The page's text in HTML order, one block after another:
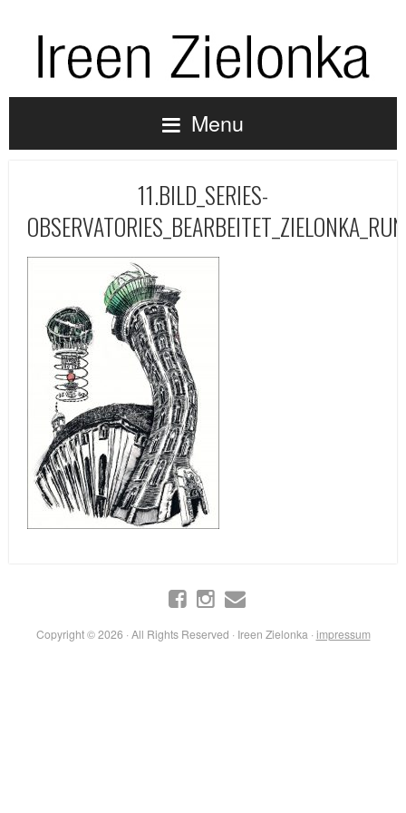
Menu
11.BILD_SERIES-
Copyright © 2026 · All Rights Reserved · Ireen Zielonka · impressum